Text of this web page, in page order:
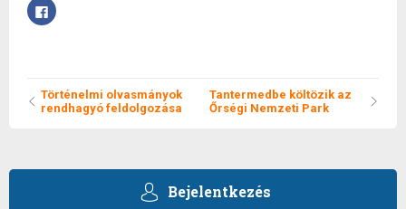
Facebookon
való
ablakban
nyílik
meg)
Történelmi olvasmányok
rendhagyó feldolgozása
Tantermedbe költözik az
Őrségi Nemzeti Park
Bejelentkezés